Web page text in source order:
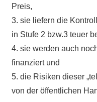
Preis,
3. sie liefern die
in Stufe 2 bzw.3 teuer
4. sie werden auch
finanziert und
5. die Risiken dieser
von der öffentlichen